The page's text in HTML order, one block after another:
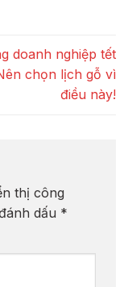
doanh nghiệp tết
chọn lịch gỗ vì
điều này!
thị công
dấu *